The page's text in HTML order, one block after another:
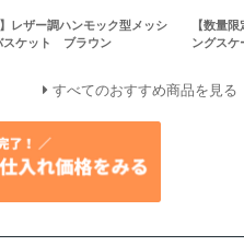
】レザー調ハンモック型メッシ
スケット ブラウン
【数量
ングスケ
すべてのおすすめ商品を見る